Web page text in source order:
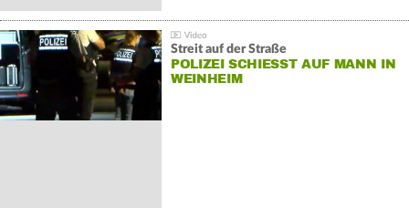
Streit auf der Straße
POLIZEI SCHIESST AUF MANN IN W
EINHEIM